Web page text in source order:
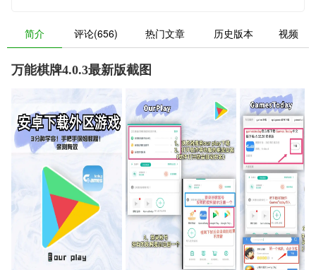
简介 评论(656) 热门文章 历史版本 视频
万能棋牌4.0.3最新版截图